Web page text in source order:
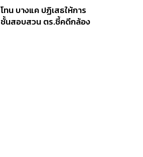
กระจุกตัว
โทน บางแค ปฏิเสธให้การ
ชั้นสอบสวน ตร.ชี้คดีกล้อง